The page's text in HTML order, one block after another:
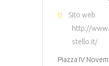
Sito web
http://
stello.it/
Piazza IV